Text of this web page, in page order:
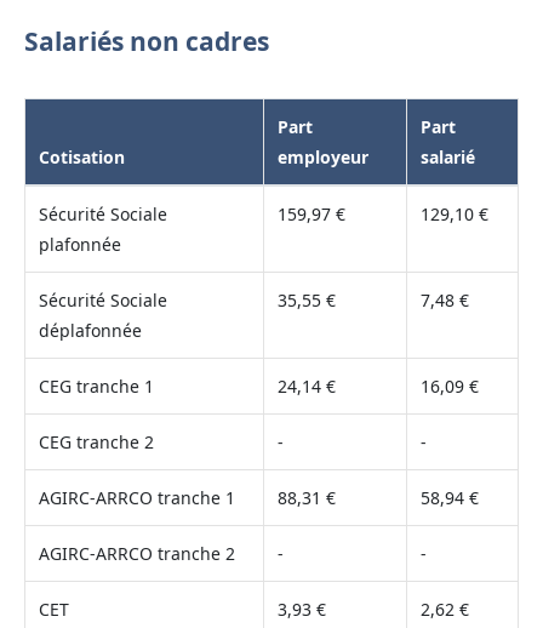
Salariés non cadres
Cotisation
Part
employeur
Part
salarié
Sécurité Sociale
plafonnée
159,97 € 129,10 €
Sécurité Sociale
déplafonnée
35,55 € 7,48 €
CEG tranche 1 24,14 € 16,09 €
CEG tranche 2 - -
AGIRC-ARRCO tranche 1 88,31 € 58,94 €
AGIRC-ARRCO tranche 2 - -
CET 3,93 € 2,62 €